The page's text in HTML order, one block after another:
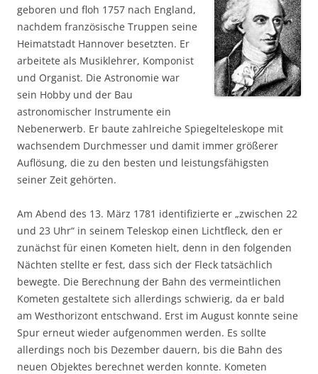
geboren und floh 1757 nach England,
nachdem französische Truppen seine
Heimatstadt Hannover besetzten. Er
arbeitete als Musiklehrer, Komponist
und Organist. Die Astronomie war
sein Hobby und der Bau
astronomischer Instrumente ein
Nebenerwerb. Er baute zahlreiche Spiegelteleskope mit
wachsendem Durchmesser und damit immer größerer
Auflösung, die zu den besten und leistungsfähigsten
seiner Zeit gehörten.
Am Abend des 13. März 1781 identifizierte er „zwischen 22
und 23 Uhr“ in seinem Teleskop einen Lichtfleck, den er
zunächst für einen Kometen hielt, denn in den folgenden
Nächten stellte er fest, dass sich der Fleck tatsächlich
bewegte. Die Berechnung der Bahn des vermeintlichen
Kometen gestaltete sich allerdings schwierig, da er bald
am Westhorizont entschwand. Erst im August konnte seine
Spur erneut wieder aufgenommen werden. Es sollte
allerdings noch bis Dezember dauern, bis die Bahn des
neuen Objektes berechnet werden konnte. Kometen